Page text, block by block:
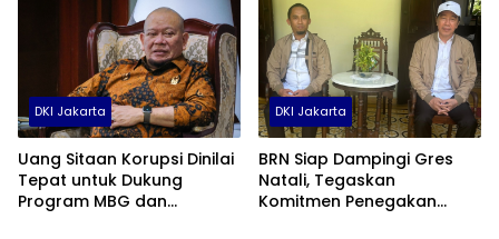
DKI Jakarta
Uang Sitaan Korupsi Dinilai
Tepat untuk Dukung
Program MBG dan
DKI Jakarta
BRN Siap Dampingi Gres
Natali, Tegaskan
Komitmen Penegakan